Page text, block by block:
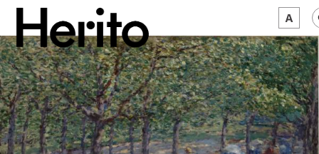
MAGAZYN
MAMY NA OKU
O NAS